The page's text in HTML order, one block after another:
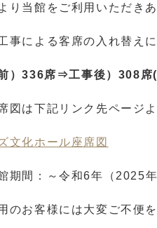
り当館をご利用いただき
事による客席の入れ替え
）336席⇒工事後）308席
図は下記リンク先ページ
文化ホール座席図
期間：～令和6年（2025年
のお客様には大変ご不便